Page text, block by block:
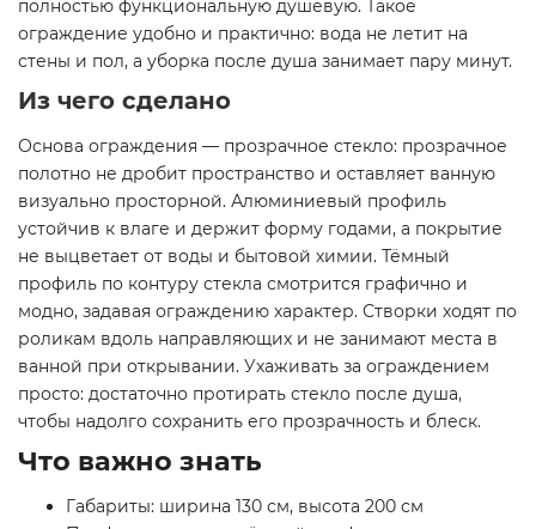
полностью функциональную душевую. Такое
ограждение удобно и практично: вода не летит на
стены и пол, а уборка после душа занимает пару минут.
Из чего сделано
Основа ограждения — прозрачное стекло: прозрачное
полотно не дробит пространство и оставляет ванную
визуально просторной. Алюминиевый профиль
устойчив к влаге и держит форму годами, а покрытие
не выцветает от воды и бытовой химии. Тёмный
профиль по контуру стекла смотрится графично и
модно, задавая ограждению характер. Створки ходят по
роликам вдоль направляющих и не занимают места в
ванной при открывании. Ухаживать за ограждением
просто: достаточно протирать стекло после душа,
чтобы надолго сохранить его прозрачность и блеск.
Что важно знать
Габариты: ширина 130 см, высота 200 см